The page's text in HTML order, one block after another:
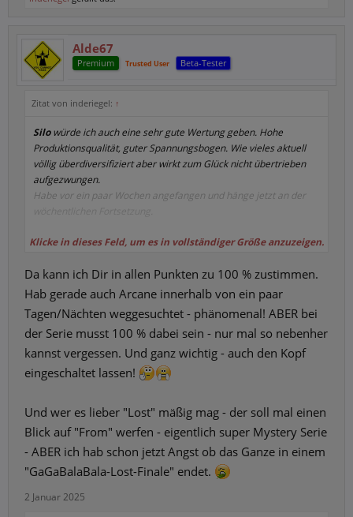
Alde67
Premium Trusted User Beta-Tester
Zitat von inderiegel: ↑
Silowürde ich auch eine sehr gute Wertung geben. Hohe
Produktionsqualität, guter Spannungsbogen. Wie vieles aktuell
völlig überdiversifiziert aber wirkt zum Glück nicht übertrieben
aufgezwungen.
Habe vor ein paar Wochen angefangen und hänge jetzt an der
soll wohl die Letzte sein und ich denke das reicht dann auch.
Invincibleist absolut zu empfehlen.
Arcane
bin ich auch gerade am suchten. Die Animation sieht
mega gut aus.
Klicke in dieses Feld, um es in vollständiger Größe anzuzeigen.
Da kann ich Dir in allen Punkten zu 100 % zustimmen.
Hab gerade auch Arcane innerhalb von ein paar
Tagen/Nächten weggesuchtet - phänomenal! ABER bei
der Serie musst 100 % dabei sein - nur mal so nebenher
kannst vergessen. Und ganz wichtig - auch den Kopf
eingeschaltet lassen!
Und wer es lieber "Lost" mäßig mag - der soll mal einen
Blick auf "From" werfen - eigentlich super Mystery Serie
- ABER ich hab schon jetzt Angst ob das Ganze in einem
"GaGaBalaBala-Lost-Finale" endet.
2 Januar 2025